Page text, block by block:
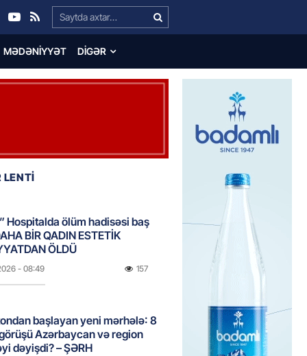
Search…
MƏDƏNIYYƏT DIGƏR
Hospitalda ölüm hadisəsi baş
BİR QADIN ESTETİK
ÖLDÜ
- 08:49 157
başlayan yeni mərhələ: 8
Azərbaycan və region
dəyişdi? – ŞƏRH